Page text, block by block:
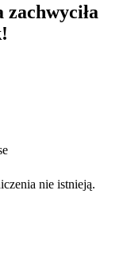
zachwyciła
nie istnieją.